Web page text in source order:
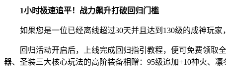
‌1小时极速追平！战力飙升打破回归门槛
如果您是一位已经离线超过30天并且达到130级的成神玩家
回归活动开启后，上线完成回归指引教程，便可免费领取
器、圣装三大核心玩法的高阶装备相赠：95级追加+10神火、